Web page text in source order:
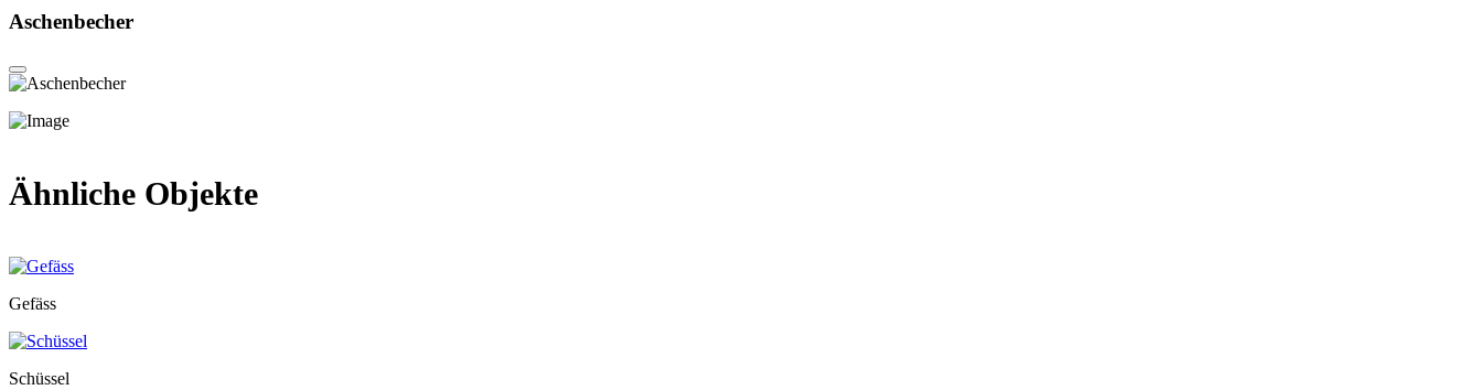
Aschenbecher
Ähnliche Objekte
Gefäss
Schüssel